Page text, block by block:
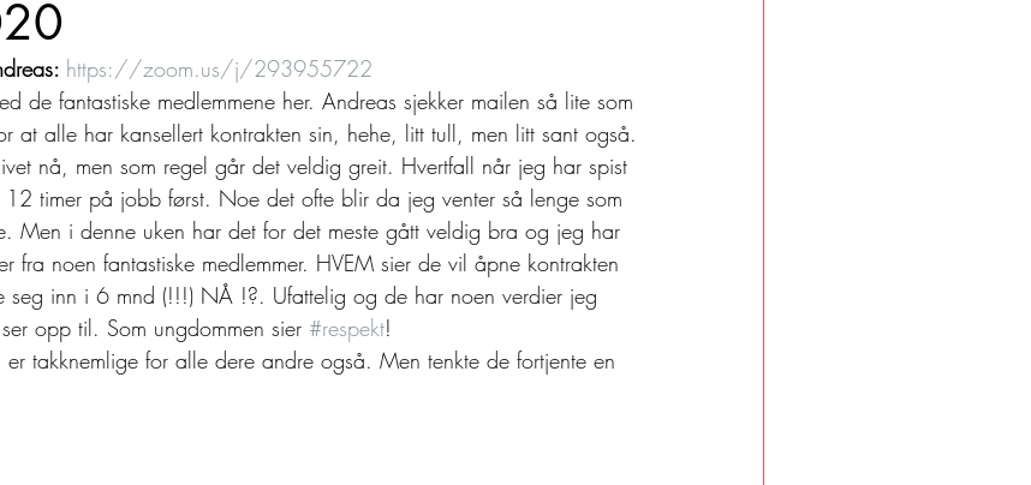
https://zoom.us/j/293955722
de fantastiske medlemmene her. Andreas sjekker mailen så lite som
at alle har kansellert kontrakten sin, hehe, litt tull, men litt sant også.
nå, men som regel går det veldig greit. Hvertfall når jeg har spist
12 timer på jobb først. Noe det ofte blir da jeg venter så lenge som
Men i denne uken har det for det meste gått veldig bra og jeg har
fra noen fantastiske medlemmer. HVEM sier de vil åpne kontrakten
seg inn i 6 mnd (!!!) NÅ !?. Ufattelig og de har noen verdier jeg
opp til. Som ungdommen sier #respekt!
takknemlige for alle dere andre også. Men tenkte de fortjente en